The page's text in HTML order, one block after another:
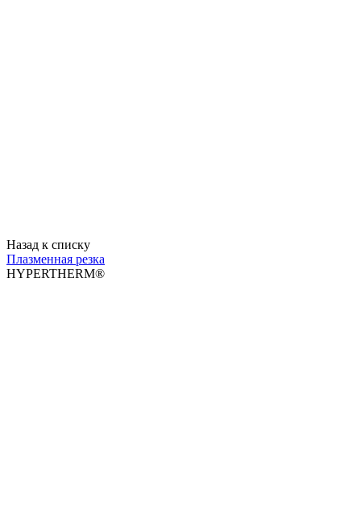
Назад к списку
Плазменная резка
HYPERTHERM®